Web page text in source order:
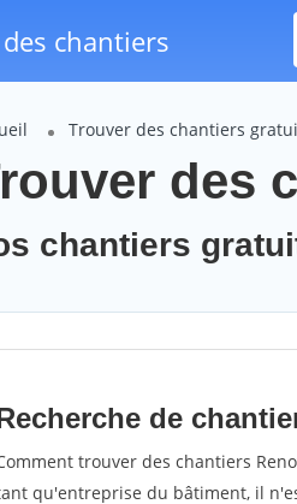
chantiers
Trouver des chantiers
des
chantiers
de
trouver des chantiers
qu'entreprise du bâtiment, il